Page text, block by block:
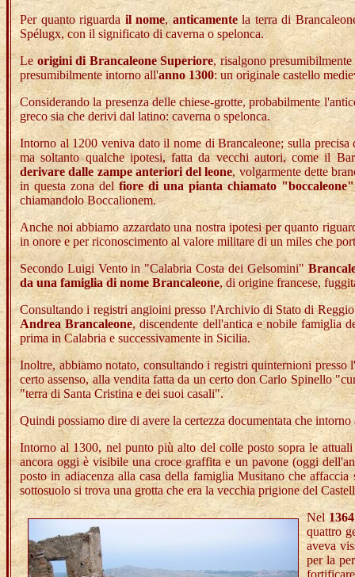
Per quanto riguarda il nome,anticamentela terra di
Spélugx, con il significato di caverna o spelonca.
Le origini di Brancaleone Superiore, risalgono
presumibilmente intorno all'anno 1300: un originale castello
Considerando la presenza delle chiese-grotte, probabilmente
greco sia che derivi dal latino: caverna o spelonca.
Intorno al 1200 veniva dato il nome di Brancaleone; sulla precisa
ma soltanto qualche ipotesi, fatta da vecchi autori, come il
derivare dalle zampe anteriori del leone, volgarmente dette
in questa zona del fiore di una pianta chiamato "boccaleone"
chiamandolo Boccalionem.
Anche noi abbiamo azzardato una nostra ipotesi per quanto
in onore e per riconoscimento al valore militare di un miles che
Secondo Luigi Vento in "Calabria Costa dei Gelsomini"
da una famiglia di nome Brancaleone, di origine francese,
Consultando i registri angioini presso l'Archivio di Stato di
Andrea Brancaleone, discendente dell'antica e nobile famiglia
prima in Calabria e successivamente in Sicilia.
Inoltre, abbiamo notato, consultando i registri quinternioni
certo assenso, alla vendita fatta da un certo don Carlo Spinello
"terra di Santa Cristina e dei suoi casali".
Quindi possiamo dire di avere la certezza documentata che
Intorno al 1300, nel punto più alto del colle posto sopra le
ancora oggi è visibile una croce graffita e un pavone (oggi
posto in adiacenza alla casa della famiglia Musitano che
sottosuolo si trova una grotta che era la vecchia prigione del
Nel
quattro
aveva
per la